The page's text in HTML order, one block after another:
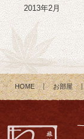
2013年2月
HOME お部屋